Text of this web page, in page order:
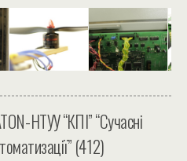
НТУУ “КПІ” “Сучасні
(412)